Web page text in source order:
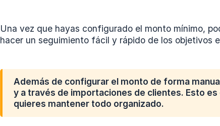
Una vez que hayas configurado el monto mínimo,
hacer un seguimiento fácil y rápido de los objetivos
Además de configurar el monto de forma
y a través de importaciones de clientes. Esto
quieres mantener todo organizado.